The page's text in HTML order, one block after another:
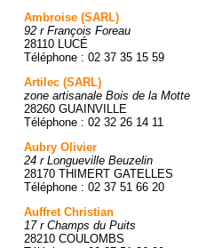
Ambroise (SARL)
92 r François Foreau
28110 LUCÉ
Téléphone : 02 37 35 15 59
Artilec (SARL)
zone artisanale Bois de la Motte
28260 GUAINVILLE
Téléphone : 02 32 26 14 11
Aubry Olivier
24 r Longueville Beuzelin
28170 THIMERT GATELLES
Téléphone : 02 37 51 66 20
Auffret Christian
17 r Champs du Puits
28210 COULOMBS